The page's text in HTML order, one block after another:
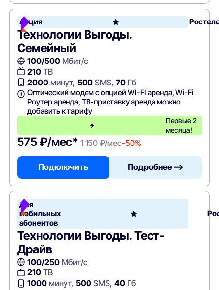
Акция
Технологии Выгоды.
Семейный
100/500Мбит/с
210ТВ
2000минут, 500SMS, 70Гб
Оптический модем с опцией WI-FI аренда, Wi-Fi
Роутер аренда, ТВ-приставку аренда можно
добавить к тарифу
Первые 2
месяца!
575 ₽/мес* 1 150 ₽/мес-50%
Подключить Подробнее —>
Для
мобильных
абонентов
Технологии Выгоды. Тест-
Драйв
100/250Мбит/с
210ТВ
1000минут, 500SMS, 40Гб